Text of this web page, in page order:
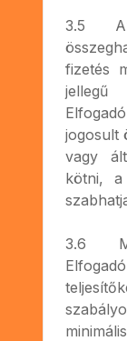
3.5 Az
fizetés
jellegű
jogosult
vagy
kötni, a
3.6